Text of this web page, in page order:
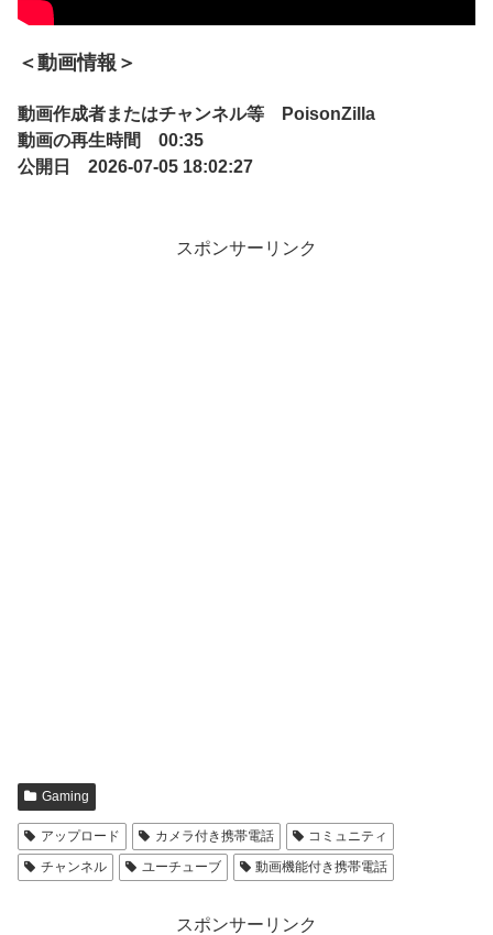
＜動画情報＞
動画作成者またはチャンネル等 PoisonZilla
動画の再生時間 00:35
公開日 2026-07-05 18:02:27
スポンサーリンク
Gaming
アップロード カメラ付き携帯電話
コミュニティ
チャンネル
ユーチューブ 動画機能付き携帯電話
スポンサーリンク